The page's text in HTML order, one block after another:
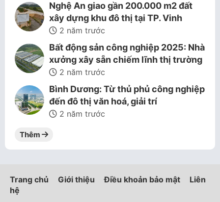
Nghệ An giao gần 200.000 m2 đất
xây dựng khu đô thị tại TP. Vinh
2 năm trước
Bất động sản công nghiệp 2025: Nhà
xưởng xây sẵn chiếm lĩnh thị trường
2 năm trước
Bình Dương: Từ thủ phủ công nghiệp
đến đô thị văn hoá, giải trí
2 năm trước
Thêm
Trang chủ Giới thiệu Điều khoản bảo mật
Liên
hệ